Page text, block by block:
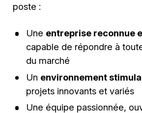
poste :
Une entreprise reconnue
capable de répondre à
du marché
Un environnement
projets innovants et variés
Une équipe passionnée,